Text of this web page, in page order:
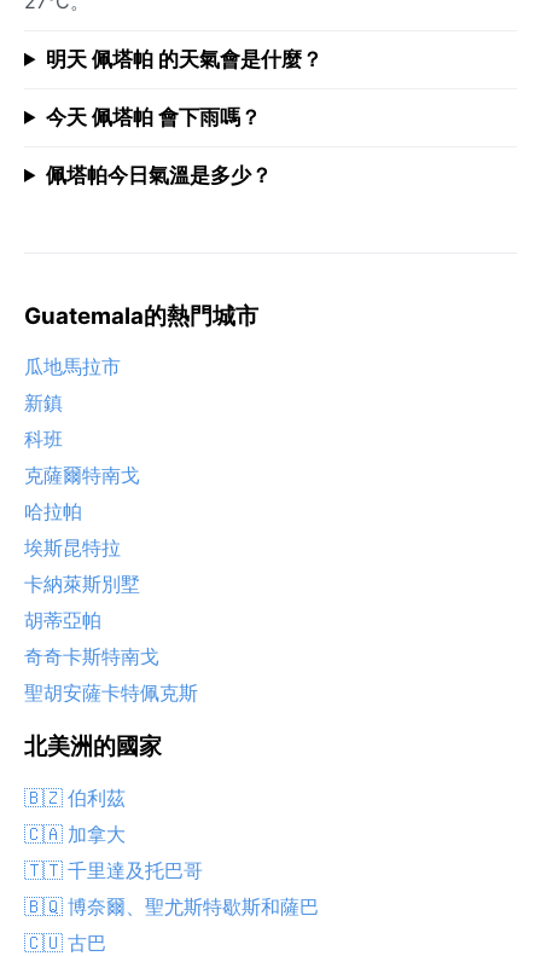
明天 佩塔帕 的天氣會是什麼？
今天 佩塔帕 會下雨嗎？
佩塔帕今日氣溫是多少？
Guatemala的熱門城市
瓜地馬拉市
新鎮
科班
克薩爾特南戈
哈拉帕
埃斯昆特拉
卡納萊斯別墅
胡蒂亞帕
奇奇卡斯特南戈
聖胡安薩卡特佩克斯
北美洲的國家
🇧🇿 伯利茲
🇨🇦 加拿大
🇹🇹 千里達及托巴哥
🇧🇶 博奈爾、聖尤斯特歇斯和薩巴
🇨🇺 古巴